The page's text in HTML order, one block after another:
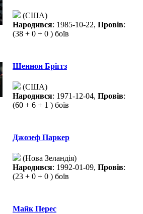
(США)
Народився: 1985-10-22, Провів:
(38 + 0 + 0 ) боїв
Шеннон Бріггз
(США)
Народився: 1971-12-04, Провів:
(60 + 6 + 1 ) боїв
Джозеф Паркер
(Нова Зеландія)
Народився: 1992-01-09, Провів:
(23 + 0 + 0 ) боїв
Майк Перес